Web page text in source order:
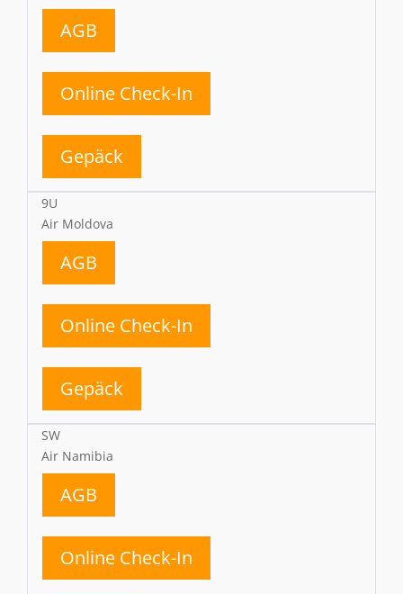
AGB
Online Check-In
Gepäck
9U
Air Moldova
AGB
Online Check-In
Gepäck
SW
Air Namibia
AGB
Online Check-In